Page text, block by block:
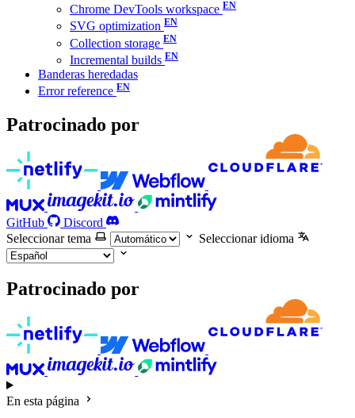
Chrome DevTools workspace
SVG optimization
Collection storage
Incremental builds
Banderas heredadas
Error reference
Patrocinado por
GitHub
Discord
Seleccionar tema
Seleccionar idioma
Patrocinado por
En esta página